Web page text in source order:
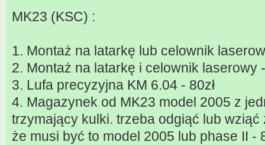
MK23 (KSC) :
1. Montaż na latarkę lub celownik
2. Montaż na latarkę i celownik laserowy
3. Lufa precyzyjna KM 6.04 - 80zł
4. Magazynek od MK23 model 2005 z
trzymający kulki. trzeba odgiąć lub
że musi być to model 2005 lub phase II -